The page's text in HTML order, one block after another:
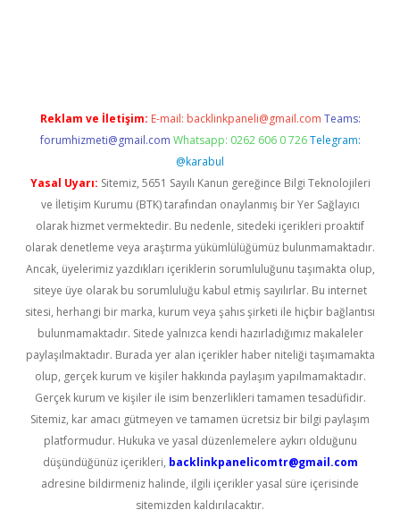
Reklam ve İletişim: E-mail: backlinkpaneli@gmail.com Teams:
forumhizmeti@gmail.com Whatsapp: 0262 606 0 726 Telegram:
@karabul
Yasal Uyarı: Sitemiz, 5651 Sayılı Kanun gereğince Bilgi Teknolojileri
ve İletişim Kurumu (BTK) tarafından onaylanmış bir Yer Sağlayıcı
olarak hizmet vermektedir. Bu nedenle, sitedeki içerikleri proaktif
olarak denetleme veya araştırma yükümlülüğümüz bulunmamaktadır.
Ancak, üyelerimiz yazdıkları içeriklerin sorumluluğunu taşımakta olup,
siteye üye olarak bu sorumluluğu kabul etmiş sayılırlar. Bu internet
sitesi, herhangi bir marka, kurum veya şahıs şirketi ile hiçbir bağlantısı
bulunmamaktadır. Sitede yalnızca kendi hazırladığımız makaleler
paylaşılmaktadır. Burada yer alan içerikler haber niteliği taşımamakta
olup, gerçek kurum ve kişiler hakkında paylaşım yapılmamaktadır.
Gerçek kurum ve kişiler ile isim benzerlikleri tamamen tesadüfidir.
Sitemiz, kar amacı gütmeyen ve tamamen ücretsiz bir bilgi paylaşım
platformudur. Hukuka ve yasal düzenlemelere aykırı olduğunu
düşündüğünüz içerikleri, backlinkpanelicomtr@gmail.com
adresine bildirmeniz halinde, ilgili içerikler yasal süre içerisinde
sitemizden kaldırılacaktır.